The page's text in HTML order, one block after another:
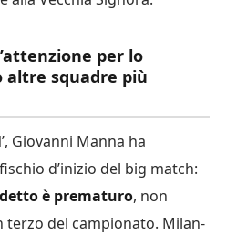
per lo
altre squadre più
Giovanni Manna ha
d’inizio del big match:
è prematuro, non
terzo del campionato. Milan-